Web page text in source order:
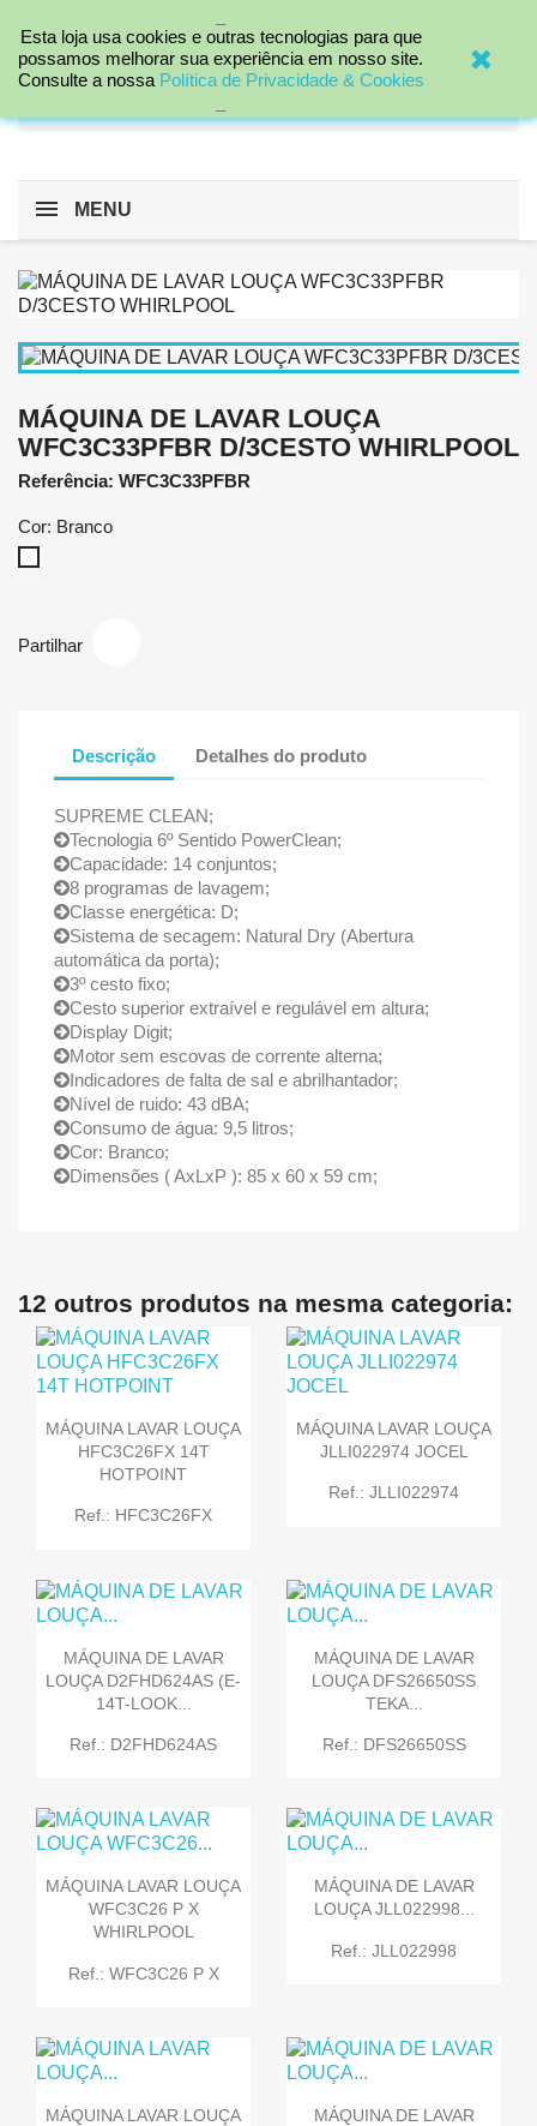

MENU
MÁQUINA DE LAVAR LOUÇA
WFC3C33PFBR D/3CESTO WHIRLPOOL
Referência: WFC3C33PFBR
Cor: Branco
Partilhar
Descrição Detalhes do produto
SUPREME CLEAN;
Tecnologia 6º Sentido PowerClean;
Capacidade: 14 conjuntos;
8 programas de lavagem;
Classe energética: D;
Sistema de secagem: Natural Dry (Abertura
automática da porta);
3º cesto fixo;
Cesto superior extraível e regulável em altura;
Display Digit;
Motor sem escovas de corrente alterna;
Indicadores de falta de sal e abrilhantador;
Nível de ruido: 43 dBA;
Consumo de água: 9,5 litros;
Cor: Branco;
Dimensões ( AxLxP ): 85 x 60 x 59 cm;
12 outros produtos na mesma categoria:
MÁQUINA LAVAR LOUÇA
HFC3C26FX 14T
HOTPOINT
Ref.: HFC3C26FX
MÁQUINA LAVAR LOUÇA
JLLI022974 JOCEL
Ref.: JLLI022974
MÁQUINA DE LAVAR
LOUÇA D2FHD624AS (E-
14T-LOOK...
Ref.: D2FHD624AS
MÁQUINA DE LAVAR
LOUÇA DFS26650SS
TEKA...
Ref.: DFS26650SS
MÁQUINA LAVAR LOUÇA
WFC3C26 P X
WHIRLPOOL
Ref.: WFC3C26 P X
MÁQUINA DE LAVAR
LOUÇA JLL022998...
Ref.: JLL022998
MÁQUINA LAVAR LOUÇA
MÁQUINA DE LAVAR
Esta loja usa cookies e outras tecnologias para que
possamos melhorar sua experiência em nosso site.
Consulte a nossa Política de Privacidade & Cookies